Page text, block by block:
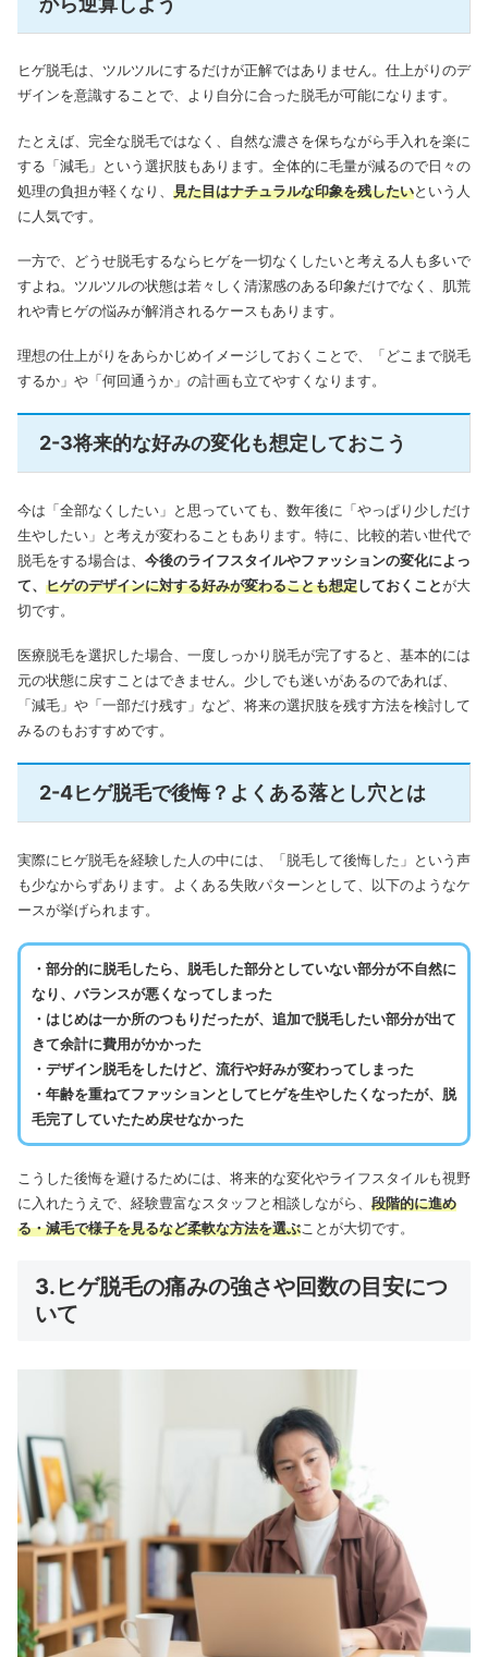
ヒゲ脱毛は、ツルツルにするだけが正解ではありません。仕上がりのデ
ザインを意識することで、より自分に合った脱毛が可能になります。
たとえば、完全な脱毛ではなく、自然な濃さを保ちながら手入れを楽に
する「減毛」という選択肢もあります。全体的に毛量が減るので日々の
処理の負担が軽くなり、 見た目はナチュラルな印象を残したいという人
に人気です。
一方で、どうせ脱毛するならヒゲを一切なくしたいと考える人も多いで
すよね。ツルツルの状態は若々しく清潔感のある印象だけでなく、肌荒
れや青ヒゲの悩みが解消されるケースもあります。
理想の仕上がりをあらかじめイメージしておくことで、「どこまで脱毛
するか」や「何回通うか」の計画も立てやすくなります。
2-3将来的な好みの変化も想定しておこう
今は「全部なくしたい」と思っていても、数年後に「やっぱり少しだけ
生やしたい」と考えが変わることもあります。特に、比較的若い世代で
脱毛をする場合は、 今後のライフスタイルやファッションの変化によっ
て、 ヒゲのデザインに対する好みが変わることも想定しておくことが大
切です。
医療脱毛を選択した場合、一度しっかり脱毛が完了すると、基本的には
元の状態に戻すことはできません。少しでも迷いがあるのであれば、
「減毛」や「一部だけ残す」など、将来の選択肢を残す方法を検討して
みるのもおすすめです。
2-4ヒゲ脱毛で後悔？よくある落とし穴とは
実際にヒゲ脱毛を経験した人の中には、「脱毛して後悔した」という声
も少なからずあります。よくある失敗パターンとして、以下のようなケ
ースが挙げられます。
・部分的に脱毛したら、脱毛した部分としていない部分が不自然に
なり、バランスが悪くなってしまった
・はじめは一か所のつもりだったが、追加で脱毛したい部分が出て
きて余計に費用がかかった
・デザイン脱毛をしたけど、流行や好みが変わってしまった
・年齢を重ねてファッションとしてヒゲを生やしたくなったが、脱
毛完了していたため戻せなかった
こうした後悔を避けるためには、将来的な変化やライフスタイルも視野
に入れたうえで、経験豊富なスタッフと相談しながら、 段階的に進め
る・減毛で様子を見るなど柔軟な方法を選ぶことが大切です。
3.ヒゲ脱毛の痛みの強さや回数の目安につ
いて